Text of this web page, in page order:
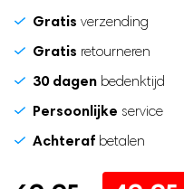
Gratis verzending
Gratis retourneren
30 dagen bedenktijd
Persoonlijke service
Achteraf betalen